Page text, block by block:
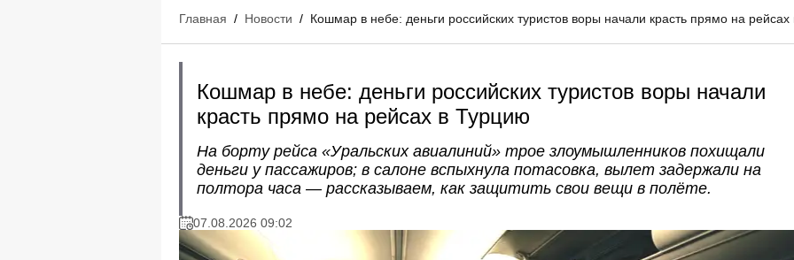
Главная / Новости / Кошмар в небе: деньги российских туристов воры начали красть прямо на
Кошмар в небе: деньги российских туристов воры начали
красть прямо на рейсах в Турцию
На борту рейса «Уральских авиалиний» трое злоумышленников похищали
деньги у пассажиров; в салоне вспыхнула потасовка, вылет задержали на
полтора часа — рассказываем, как защитить свои вещи в полёте.
07.08.2026 09:02